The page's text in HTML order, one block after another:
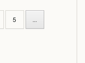
5 ...